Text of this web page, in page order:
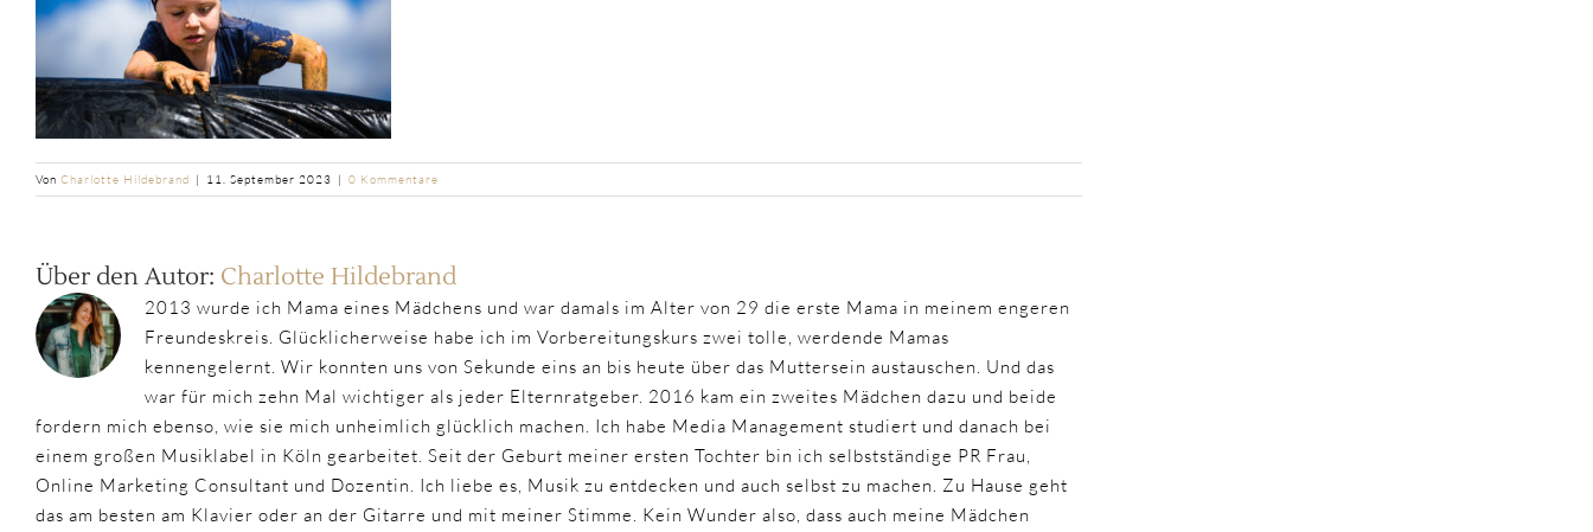
Von Charlotte Hildebrand | 11. September 2023 | 0 Kommentare
Über den Autor: Charlotte Hildebrand
2013 wurde ich Mama eines Mädchens und war damals im Alter von 29 die erste Mama in meinem engeren
Freundeskreis. Glücklicherweise habe ich im Vorbereitungskurs zwei tolle, werdende Mamas
kennengelernt. Wir konnten uns von Sekunde eins an bis heute über das Muttersein austauschen. Und das
war für mich zehn Mal wichtiger als jeder Elternratgeber. 2016 kam ein zweites Mädchen dazu und beide
fordern mich ebenso, wie sie mich unheimlich glücklich machen. Ich habe Media Management studiert und danach bei
einem großen Musiklabel in Köln gearbeitet. Seit der Geburt meiner ersten Tochter bin ich selbstständige PR Frau,
Online Marketing Consultant und Dozentin. Ich liebe es, Musik zu entdecken und auch selbst zu machen. Zu Hause geht
das am besten am Klavier oder an der Gitarre und mit meiner Stimme. Kein Wunder also, dass auch meine Mädchen